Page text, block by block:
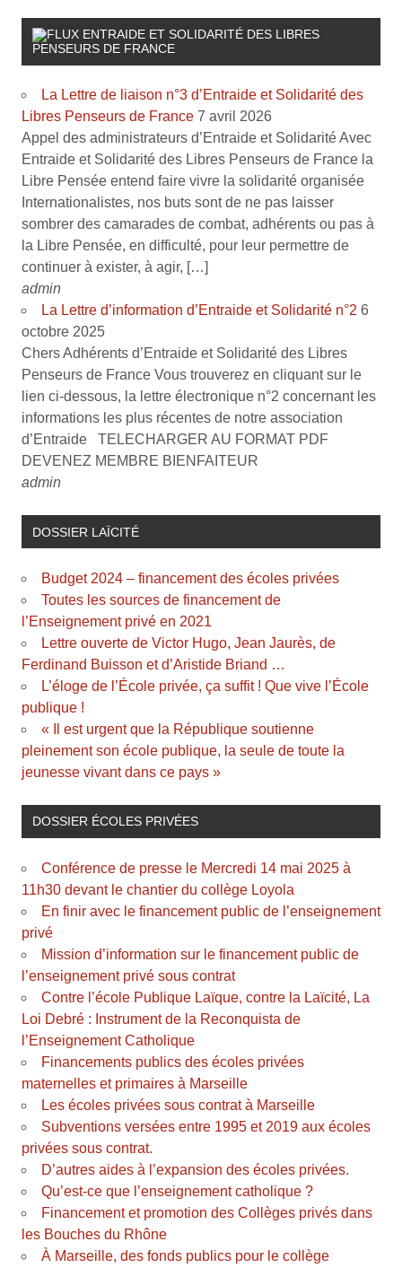
ENTRAIDE ET SOLIDARITÉ DES LIBRES
PENSEURS DE FRANCE
La Lettre de liaison n°3 d’Entraide et Solidarité des
Libres Penseurs de France 7 avril 2026
Appel des administrateurs d’Entraide et Solidarité Avec
Entraide et Solidarité des Libres Penseurs de France la
Libre Pensée entend faire vivre la solidarité organisée
Internationalistes, nos buts sont de ne pas laisser
sombrer des camarades de combat, adhérents ou pas à
la Libre Pensée, en difficulté, pour leur permettre de
continuer à exister, à agir, […]
admin
La Lettre d’information d’Entraide et Solidarité n°2 6
octobre 2025
Chers Adhérents d’Entraide et Solidarité des Libres
Penseurs de France Vous trouverez en cliquant sur le
lien ci-dessous, la lettre électronique n°2 concernant les
informations les plus récentes de notre association
d’Entraide TELECHARGER AU FORMAT PDF
DEVENEZ MEMBRE BIENFAITEUR
admin
DOSSIER LAÏCITÉ
Budget 2024 – financement des écoles privées
Toutes les sources de financement de
l’Enseignement privé en 2021
Lettre ouverte de Victor Hugo, Jean Jaurès, de
Ferdinand Buisson et d’Aristide Briand …
L’éloge de l’École privée, ça suffit ! Que vive l’École
publique !
« Il est urgent que la République soutienne
pleinement son école publique, la seule de toute la
jeunesse vivant dans ce pays »
DOSSIER ÉCOLES PRIVÉES
Conférence de presse le Mercredi 14 mai 2025 à
11h30 devant le chantier du collège Loyola
En finir avec le financement public de l’enseignement
privé
Mission d’information sur le financement public de
l’enseignement privé sous contrat
Contre l’école Publique Laïque, contre la Laïcité, La
Loi Debré : Instrument de la Reconquista de
l’Enseignement Catholique
Financements publics des écoles privées
maternelles et primaires à Marseille
Les écoles privées sous contrat à Marseille
Subventions versées entre 1995 et 2019 aux écoles
privées sous contrat.
D’autres aides à l’expansion des écoles privées.
Qu’est-ce que l’enseignement catholique ?
Financement et promotion des Collèges privés dans
les Bouches du Rhône
À Marseille, des fonds publics pour le collège